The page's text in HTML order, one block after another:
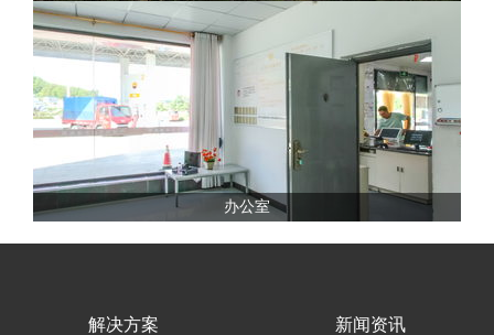
办公室
解决方案 新闻资讯